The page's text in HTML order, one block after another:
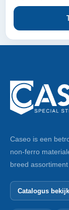
Caseo is een
non-ferro
breed
Catalogus